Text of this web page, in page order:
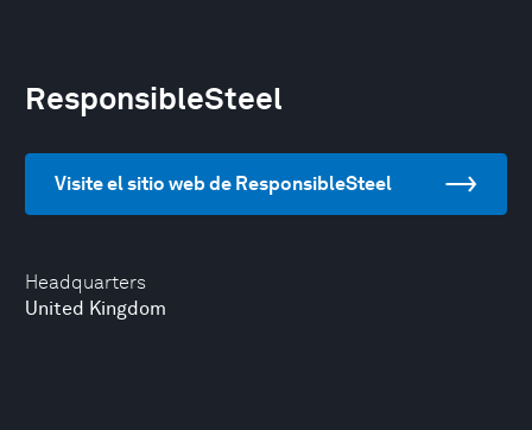
Headquarters
United Kingdom
ResponsibleSteel
Visite el sitio web de ResponsibleSteel